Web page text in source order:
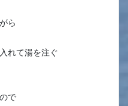
ら
れて湯を注ぐ
で